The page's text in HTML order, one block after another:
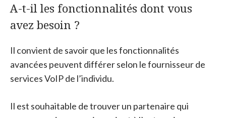
A-t-il les fonctionnalités dont vous
avez besoin ?
Il convient de savoir que les fonctionnalités
avancées peuvent différer selon le fournisseur de
services VoIP de l’individu.
Il est souhaitable de trouver un partenaire qui